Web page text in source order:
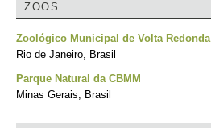
ZOOS
Zoológico Municipal de Volta Redonda
Rio de Janeiro, Brasil
Parque Natural da CBMM
Minas Gerais, Brasil